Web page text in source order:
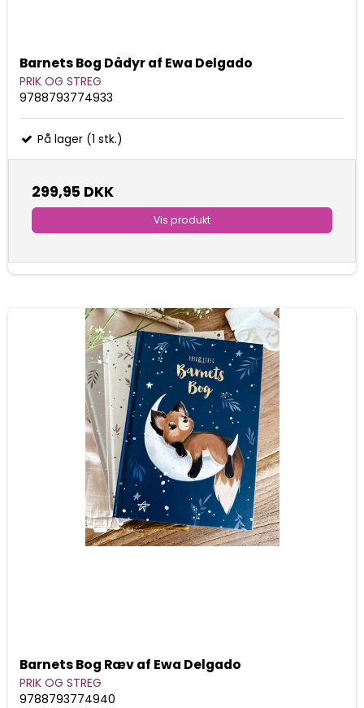
Barnets Bog Dådyr af Ewa Delgado
PRIK OG STREG
9788793774933
På lager (1 stk.)
299,95 DKK
Vis produkt
Barnets Bog Ræv af Ewa Delgado
PRIK OG STREG
9788793774940